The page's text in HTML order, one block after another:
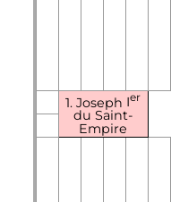
1.Joseph Ier
du Saint-
Empire